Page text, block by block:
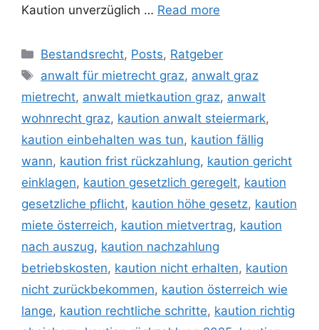
Kaution unverzüglich … Read more
Bestandsrecht, Posts, Ratgeber
anwalt für mietrecht graz, anwalt graz
mietrecht, anwalt mietkaution graz, anwalt
wohnrecht graz, kaution anwalt steiermark,
kaution einbehalten was tun, kaution fällig
wann, kaution frist rückzahlung, kaution gericht
einklagen, kaution gesetzlich geregelt, kaution
gesetzliche pflicht, kaution höhe gesetz, kaution
miete österreich, kaution mietvertrag, kaution
nach auszug, kaution nachzahlung
betriebskosten, kaution nicht erhalten, kaution
nicht zurückbekommen, kaution österreich wie
lange, kaution rechtliche schritte, kaution richtig